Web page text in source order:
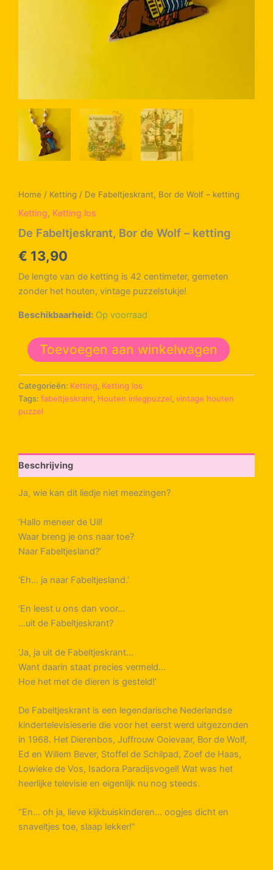
Home / Ketting / De Fabeltjeskrant, Bor de Wolf – ketting
Ketting, Ketting los
De Fabeltjeskrant, Bor de Wolf – ketting
€ 13,90
De lengte van de ketting is 42 centimeter, gemeten
zonder het houten, vintage puzzelstukje!
Beschikbaarheid: Op voorraad
De
Fabeltjeskrant,
Wolf
-
ketting
Toevoegen aan winkelwagen
Categorieën: Ketting, Ketting los
Tags: fabeltjeskrant, Houten inlegpuzzel, vintage houten
puzzel
Beschrijving
Ja, wie kan dit liedje niet meezingen?
‘Hallo meneer de Uil!
Waar breng je ons naar toe?
Naar Fabeltjesland?’
‘Eh… ja naar Fabeltjesland.’
‘En leest u ons dan voor…
…uit de Fabeltjeskrant?
‘Ja, ja uit de Fabeltjeskrant…
Want daarin staat precies vermeld…
Hoe het met de dieren is gesteld!’
De Fabeltjeskrant is een legendarische Nederlandse
kindertelevisieserie die voor het eerst werd uitgezonden
in 1968. Het Dierenbos, Juffrouw Ooievaar, Bor de Wolf,
Ed en Willem Bever, Stoffel de Schilpad, Zoef de Haas,
Lowieke de Vos, Isadora Paradijsvogel! Wat was het
heerlijke televisie en eigenlijk nu nog steeds.
“En… oh ja, lieve kijkbuiskinderen… oogjes dicht en
snaveltjes toe, slaap lekker!”